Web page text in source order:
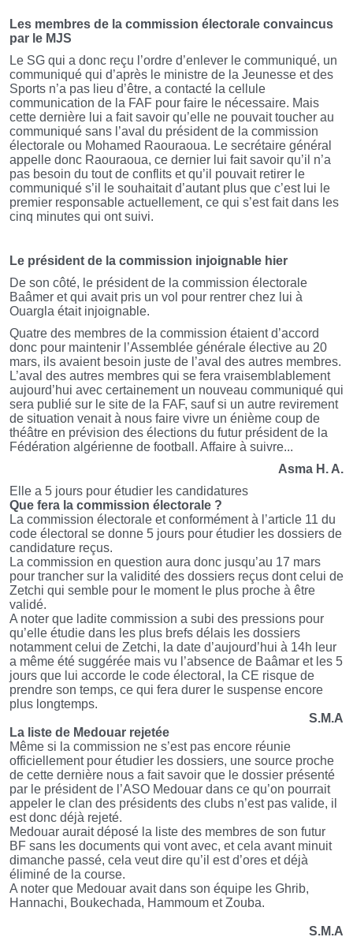
Les membres de la commission électorale convaincus
par le MJS
Le SG qui a donc reçu l’ordre d’enlever le communiqué, un
communiqué qui d’après le ministre de la Jeunesse et des
Sports n’a pas lieu d’être, a contacté la cellule
communication de la FAF pour faire le nécessaire. Mais
cette dernière lui a fait savoir qu’elle ne pouvait toucher au
communiqué sans l’aval du président de la commission
électorale ou Mohamed Raouraoua. Le secrétaire général
appelle donc Raouraoua, ce dernier lui fait savoir qu’il n’a
pas besoin du tout de conflits et qu’il pouvait retirer le
communiqué s’il le souhaitait d’autant plus que c’est lui le
premier responsable actuellement, ce qui s’est fait dans les
cinq minutes qui ont suivi.
Le président de la commission injoignable hier
De son côté, le président de la commission électorale
Baâmer et qui avait pris un vol pour rentrer chez lui à
Ouargla était injoignable.
Quatre des membres de la commission étaient d’accord
donc pour maintenir l’Assemblée générale élective au 20
mars, ils avaient besoin juste de l’aval des autres membres.
L’aval des autres membres qui se fera vraisemblablement
aujourd’hui avec certainement un nouveau communiqué qui
sera publié sur le site de la FAF, sauf si un autre revirement
de situation venait à nous faire vivre un énième coup de
théâtre en prévision des élections du futur président de la
Fédération algérienne de football. Affaire à suivre...
Asma H. A.
Elle a 5 jours pour étudier les candidatures
Que fera la commission électorale ?
La commission électorale et conformément à l’article 11 du
code électoral se donne 5 jours pour étudier les dossiers de
candidature reçus.
La commission en question aura donc jusqu’au 17 mars
pour trancher sur la validité des dossiers reçus dont celui de
Zetchi qui semble pour le moment le plus proche à être
validé.
A noter que ladite commission a subi des pressions pour
qu’elle étudie dans les plus brefs délais les dossiers
notamment celui de Zetchi, la date d’aujourd’hui à 14h leur
a même été suggérée mais vu l’absence de Baâmar et les 5
jours que lui accorde le code électoral, la CE risque de
prendre son temps, ce qui fera durer le suspense encore
plus longtemps.
S.M.A
La liste de Medouar rejetée
Même si la commission ne s’est pas encore réunie
officiellement pour étudier les dossiers, une source proche
de cette dernière nous a fait savoir que le dossier présenté
par le président de l’ASO Medouar dans ce qu’on pourrait
appeler le clan des présidents des clubs n’est pas valide, il
est donc déjà rejeté.
Medouar aurait déposé la liste des membres de son futur
BF sans les documents qui vont avec, et cela avant minuit
dimanche passé, cela veut dire qu’il est d’ores et déjà
éliminé de la course.
A noter que Medouar avait dans son équipe les Ghrib,
Hannachi, Boukechada, Hammoum et Zouba.
S.M.A